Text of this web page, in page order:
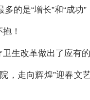
的是“增长”和“成功”
！
生改革做出了应有的
，走向辉煌”迎春文